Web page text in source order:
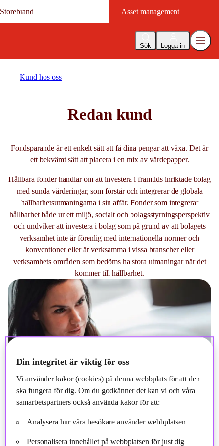
Storebrand Asset management
Sök Logga in
Storebrand Asset management
Kund hos oss
Redan kund
Fondsparande är ett enkelt sätt att få dina pengar att växa. Det är
ett bekvämt sätt att placera i en mix av värdepapper.
Hållbara fonder handlar om att investera i framtids inriktade bolag
med sunda värderingar, som förstår och integrerar de globala
hållbarhetsutmaningarna i sin affär. Fonder som integrerar
hållbarhet både ur ett miljö, socialt och bolagsstyrningsperspektiv
och undviker att investera i bolag som på grund av att bolagets
verksamhet inte är förenlig med internationella normer och
konventioner eller är verksamma i vissa branscher eller
verksamhets områden som bedöms ha stora utmaningar när det
kommer till hållbarhet.
Din integritet är viktig för oss
Vi använder kakor (cookies) på denna webbplats för att den
ska fungera för dig. Om du godkänner det kan vi och våra
samarbetspartners också använda kakor för att:
Analysera hur våra besökare använder webbplatsen
Personalisera innehållet på webbplatsen för just dig